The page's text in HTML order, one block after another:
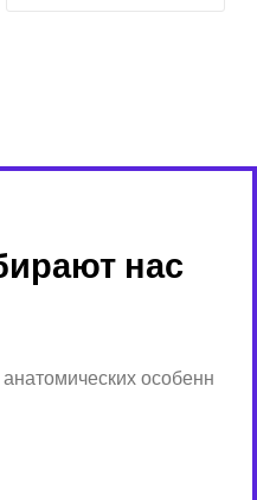
нас
особенн